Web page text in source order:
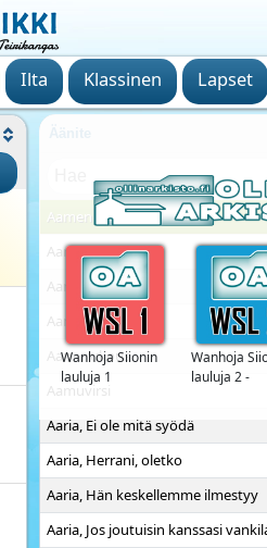
Ilta Klassinen Lapset
Wanhoja Siionin
lauluja 1
Wanhoja
lauluja 2 -
Aamen
Aamen
Aamen
Aamupolulla
Aamurukous
Aamuvirsi
Aaria, Ei ole mitä syödä
Aaria, Herrani, oletko
Aaria, Hän keskellemme ilmestyy
Aaria, Jos joutuisin kanssasi